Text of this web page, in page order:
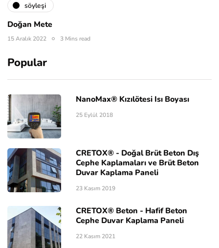
söyleşi
Doğan Mete
15 Aralık 2022 3 Mins read
Popular
NanoMax® Kızılötesi Isı Boyası
25 Eylül 2018
CRETOX® - Doğal Brüt Beton Dış
Cephe Kaplamaları ve Brüt Beton
Duvar Kaplama Paneli
23 Kasım 2019
CRETOX® Beton - Hafif Beton
Cephe Duvar Kaplama Paneli
22 Kasım 2021